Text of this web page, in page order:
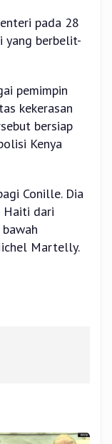
pada 28
yang berbelit-
pemimpin
kekerasan
bersiap
Kenya
Conille. Dia
Haiti dari
Martelly.